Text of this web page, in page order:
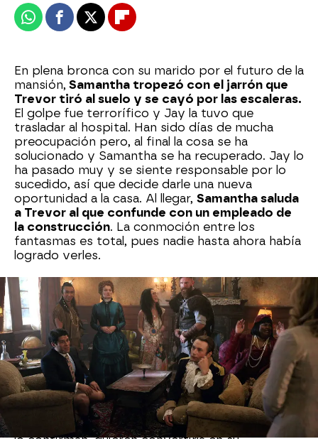
WhatsappFacebook
X Flipboard
En plena bronca con su marido por el futuro de la
mansión, Samantha tropezó con el jarrón que
Trevor tiró al suelo y se cayó por las escaleras.
El golpe fue terrorífico y Jay la tuvo que
trasladar al hospital. Han sido días de mucha
preocupación pero, al final la cosa se ha
solucionado y Samantha se ha recuperado. Jay lo
ha pasado muy y se siente responsable por lo
sucedido, así que decide darle una nueva
oportunidad a la casa. Al llegar, Samantha saluda
a Trevor al que confunde con un empleado de
la construcción. La conmoción entre los
fantasmas es total, pues nadie hasta ahora había
logrado verles.
La que realmente se lleva un susto de muerte es
Samantha que comienza a ver personas
extrañas en la casa que sólo ve ella
. Aunque los
fantasmas le dicen lo que son, ella se niega a
creerlo y acude a un especialista, pues considera
que quizá no se haya curado del golpe todavía.
La realidad es que Samantha está bien, solo que
al haber estado tan cerca de la muerte, ha
logrado una 'extraña habilidad' parapoder ver e
interactuar con los fantasmas
. Ellos, en cuanto